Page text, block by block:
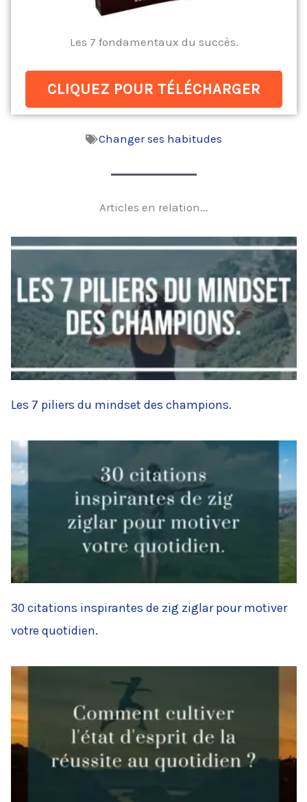
Les 7 fondamentaux du succès.
CLIQUEZ POUR TÉLÉCHARGER
Changer ses habitudes
Articles en relation...
Les 7 piliers du mindset des champions.
30 citations inspirantes de zig ziglar pour motiver
votre quotidien.